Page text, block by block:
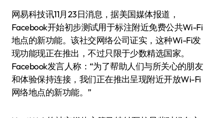
网易科技讯11月23日消息，据美国媒体报道，
Facebook开始初步测试用于标注附近免费公共Wi-Fi
地点的新功能。该社交网络公司证实，这种Wi-Fi发
现功能现正在推出，不过只限于少数精选国家。
Facebook发言人称：“为了帮助人们与所关心的朋友
和体验保持连接，我们正在推出呈现附近开放Wi-Fi
网络地点的新功能。”